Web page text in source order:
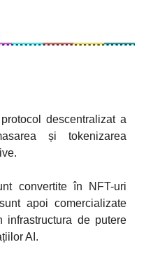
descentralizat a
și tokenizarea
convertite în NFT-uri
apoi comercializate
infrastructura de putere
AI.